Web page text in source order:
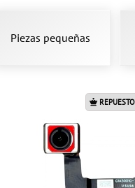
Piezas pequeñas